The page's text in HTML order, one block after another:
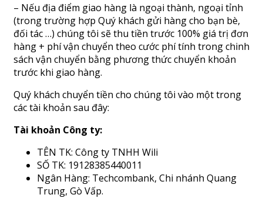
– Nếu địa điểm giao hàng là ngoại thành, ngoại tỉnh
(trong trường hợp Quý khách gửi hàng cho bạn bè,
đối tác …) chúng tôi sẽ thu tiền trước 100% giá trị đơn
hàng + phí vận chuyển theo cước phí tính trong chinh
sách vận chuyển bằng phương thức chuyển khoản
trước khi giao hàng.
Quý khách chuyển tiền cho chúng tôi vào một trong
các tài khoản sau đây:
Tài khoản Công ty:
TÊN TK: Công ty TNHH Wili
SỐ TK: 19128385440011
Ngân Hàng: Techcombank, Chi nhánh Quang
Trung, Gò Vấp.